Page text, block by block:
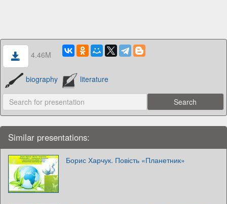
4.46M
biography literature
Similar presentations:
Борис Харчук. Повість «Планетник»